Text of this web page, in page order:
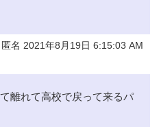
名 2021年8月19日 6:15:03 AM
離れて高校で戻って来るパ